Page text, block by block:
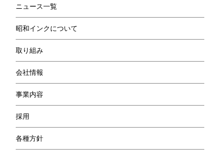
ニュース一覧
昭和インクについて
取り組み
会社情報
事業内容
採用
各種方針